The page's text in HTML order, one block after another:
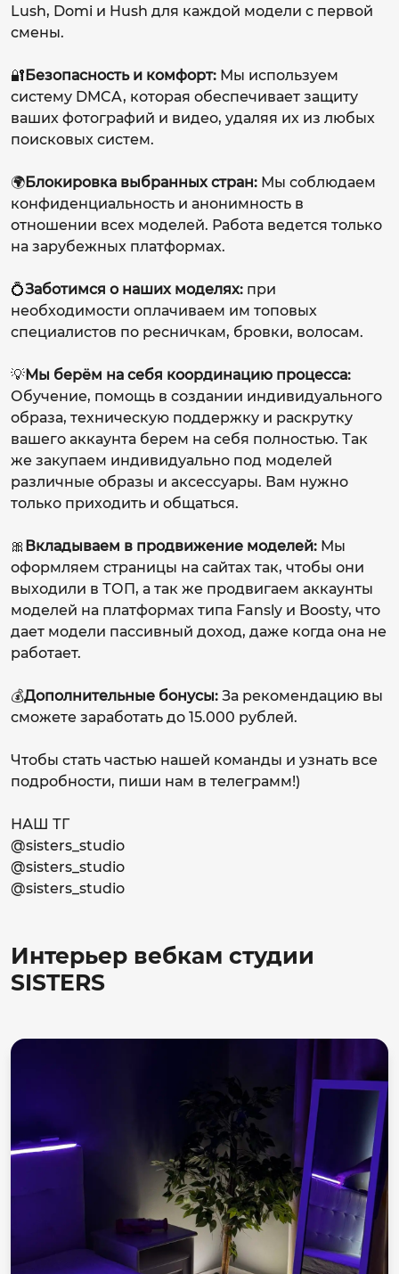
Lush, Domi и Hush для каждой модели с первой
смены.
🔐Безопасность и комфорт: Мы используем
систему DMCA, которая обеспечивает защиту
ваших фотографий и видео, удаляя их из любых
поисковых систем.
🌍Блокировка выбранных стран: Мы соблюдаем
конфиденциальность и анонимность в
отношении всех моделей. Работа ведется только
на зарубежных платформах.
💍Заботимся о наших моделях: при
необходимости оплачиваем им топовых
специалистов по ресничкам, бровки, волосам.
💡Мы берём на себя координацию процесса:
Обучение, помощь в создании индивидуального
образа, техническую поддержку и раскрутку
вашего аккаунта берем на себя полностью. Так
же закупаем индивидуально под моделей
различные образы и аксессуары. Вам нужно
только приходить и общаться.
🎀 Вкладываем в продвижение моделей: Мы
оформляем страницы на сайтах так, чтобы они
выходили в ТОП, а так же продвигаем аккаунты
моделей на платформах типа Fansly и Boosty, что
дает модели пассивный доход, даже когда она не
работает.
💰Дополнительные бонусы: За рекомендацию вы
сможете заработать до 15.000 рублей.
Чтобы стать частью нашей команды и узнать все
подробности, пиши нам в телеграмм!)
НАШ ТГ
@sisters_studio
@sisters_studio
@sisters_studio
Интерьер вебкам студии
SISTERS